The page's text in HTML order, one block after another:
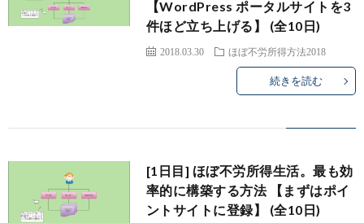
【WordPress ポータルサイトを3
件ほど立ち上げる】 (全10日)
2018.03.30 ほぼ不労所得方法2018
続きを読む
[1日目] ほぼ不労所得生活。最も効
率的に構築する方法 【まずはポイ
ントサイトに登録】 (全10日)